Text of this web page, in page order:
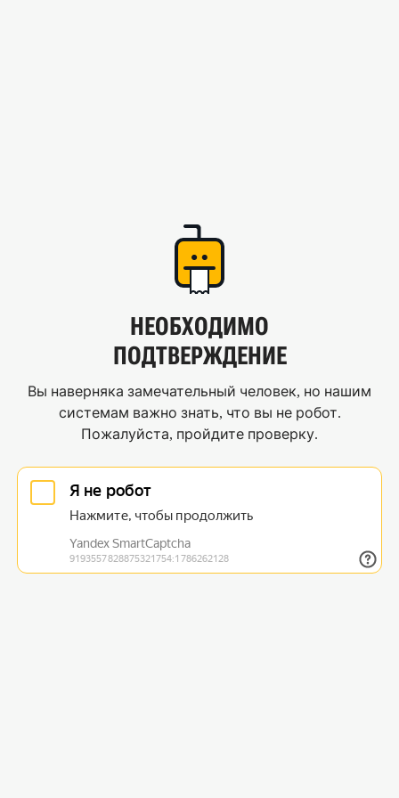
НЕОБХОДИМО
ПОДТВЕРЖДЕНИЕ
Вы наверняка замечательный человек, но нашим
системам важно знать, что вы не робот.
Пожалуйста, пройдите проверку.